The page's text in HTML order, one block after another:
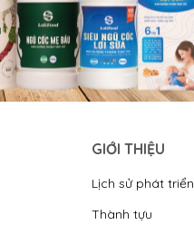
GIỚI THIỆU
Lịch sử phát triển
Thành tựu